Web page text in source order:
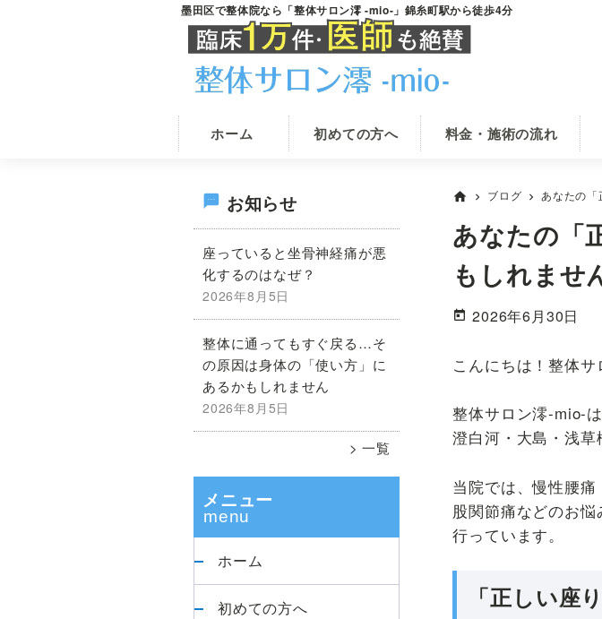
墨田区で整体院なら「整体サロン澪 -mio-」錦糸町駅から徒歩4分
錦
町
駅
の
整
体
院
mio-
整
体
墨
田
ら
《根
善》
の
整
ホーム 初めての方へ 料金・施術の流れ
home chevron_right ブログ chevron_right あなたの「
あなたの「
もしれませ
2026年6月30日
こんにちは！整体サ
整体サロン澪-mio-
澄白河・大島・浅草
当院では、慢性腰
股関節痛などのお
行っています。
「正しい座
最
初
の
サ
イ
ド
バ
ー
お知らせ
座っていると坐骨神経痛が悪
化するのはなぜ？
2026年8月5日
整体に通ってもすぐ戻る…そ
の原因は身体の「使い方」に
あるかもしれません
2026年8月5日
一覧
メニュー
ホーム
初めての方へ